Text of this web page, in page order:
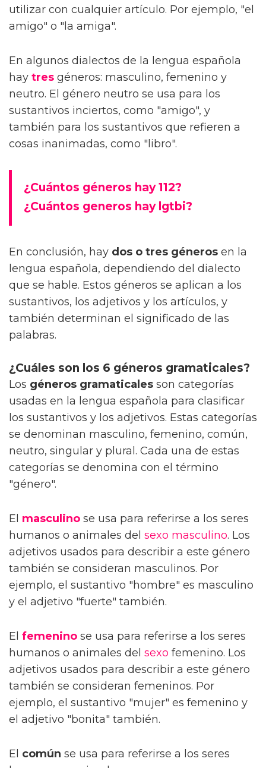
utilizar con cualquier artículo. Por ejemplo, "el
amigo" o "la amiga".
En algunos dialectos de la lengua española
hay tres géneros: masculino, femenino y
neutro. El género neutro se usa para los
sustantivos inciertos, como "amigo", y
también para los sustantivos que refieren a
cosas inanimadas, como "libro".
¿Cuántos géneros hay 112?
¿Cuántos generos hay lgtbi?
En conclusión, hay dos o tres géneros en la
lengua española, dependiendo del dialecto
que se hable. Estos géneros se aplican a los
sustantivos, los adjetivos y los artículos, y
también determinan el significado de las
palabras.
¿Cuáles son los 6 géneros gramaticales?
Los géneros gramaticales son categorías
usadas en la lengua española para clasificar
los sustantivos y los adjetivos. Estas categorías
se denominan masculino, femenino, común,
neutro, singular y plural. Cada una de estas
categorías se denomina con el término
"género".
El masculino se usa para referirse a los seres
humanos o animales del sexo masculino. Los
adjetivos usados para describir a este género
también se consideran masculinos. Por
ejemplo, el sustantivo "hombre" es masculino
y el adjetivo "fuerte" también.
El femenino se usa para referirse a los seres
humanos o animales del sexo femenino. Los
adjetivos usados para describir a este género
también se consideran femeninos. Por
ejemplo, el sustantivo "mujer" es femenino y
el adjetivo "bonita" también.
El común se usa para referirse a los seres